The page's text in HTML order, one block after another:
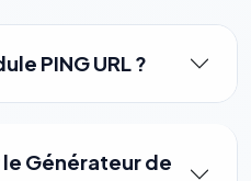
À quoi sert le module PING URL ?
Générateur de
ACTIF
site : session, sécurité,
Ils ne
vous utilisez le site